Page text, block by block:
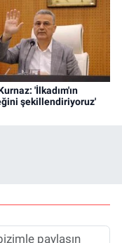
'İlkadım'ın
şekillendiriyoruz'